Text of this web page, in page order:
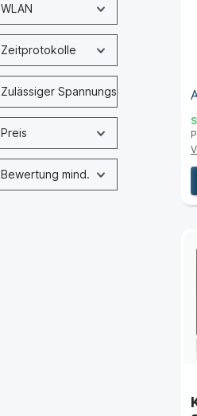
WLAN
Zeitprotokolle
Zulässiger Spannungsbereich
Preis
Bewertung mind.